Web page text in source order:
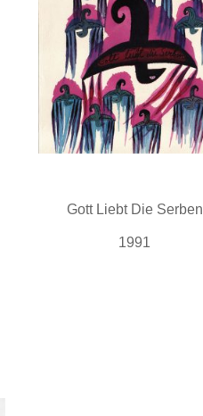
Gott Liebt Die Serben
1991